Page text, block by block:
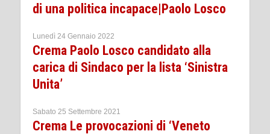
di una politica incapace|Paolo Losco
Lunedì 24 Gennaio 2022
Crema Paolo Losco candidato alla
carica di Sindaco per la lista ‘Sinistra
Unita’
Sabato 25 Settembre 2021
Crema Le provocazioni di ‘Veneto